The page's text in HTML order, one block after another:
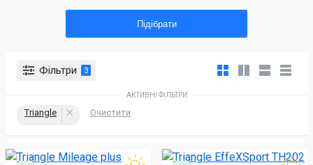
Підібрати
Фільтри 3
АКТИВНІ ФІЛЬТРИ
Triangle Очистити